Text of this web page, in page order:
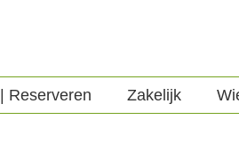
Reserveren Zakelijk